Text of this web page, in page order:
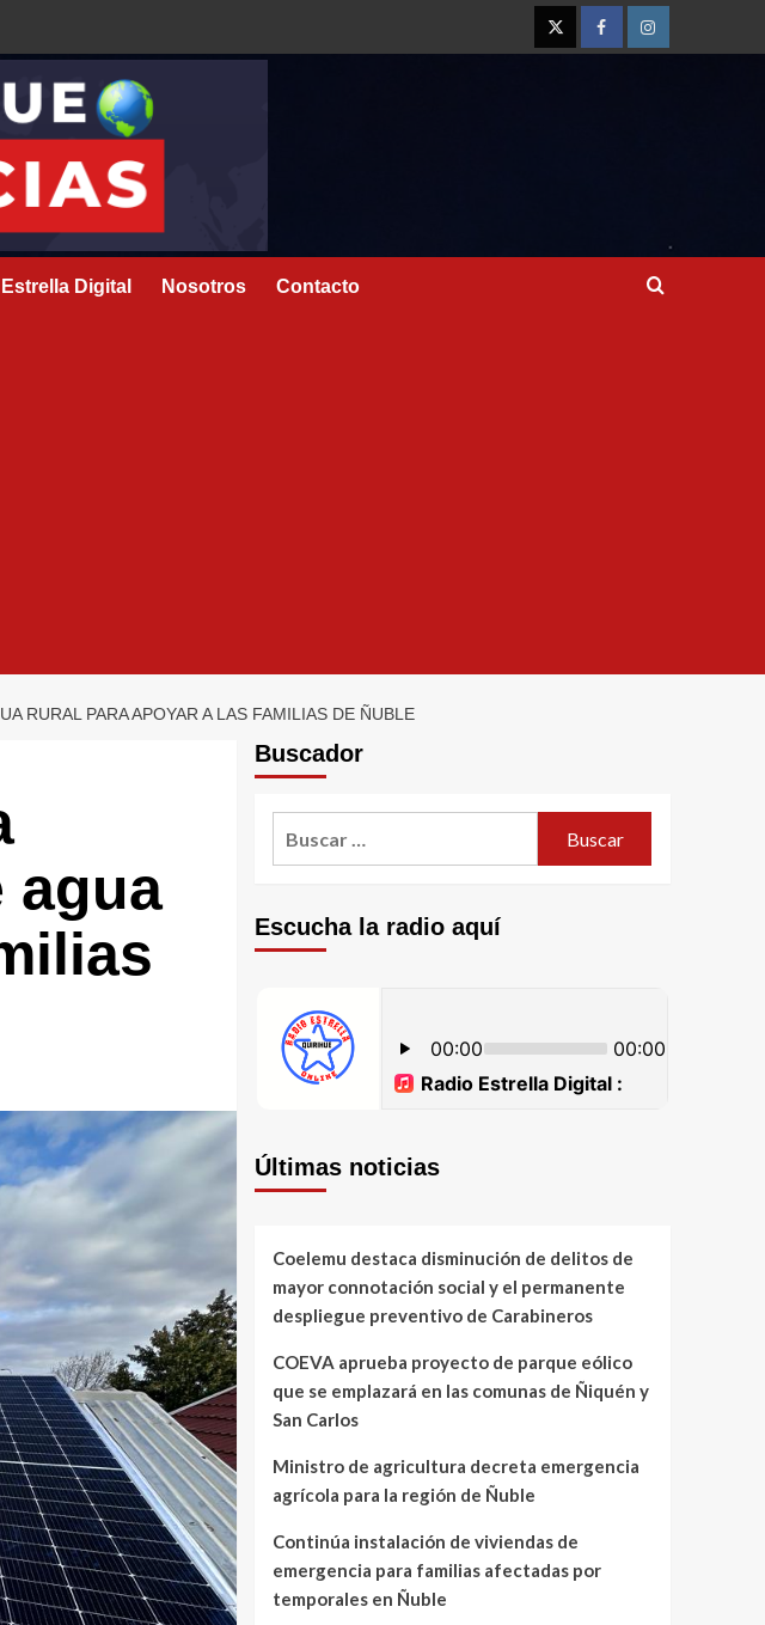
Digital Nosotros Contacto
RURAL PARA APOYAR A LAS FAMILIAS DE ÑUBLE
agua
Buscador
Escucha la radio aquí
Últimas noticias
Coelemu destaca disminución de delitos de
mayor connotación social y el permanente
despliegue preventivo de Carabineros
COEVA aprueba proyecto de parque eólico
que se emplazará en las comunas de Ñiquén y
San Carlos
Ministro de agricultura decreta emergencia
agrícola para la región de Ñuble
Continúa instalación de viviendas de
emergencia para familias afectadas por
temporales en Ñuble